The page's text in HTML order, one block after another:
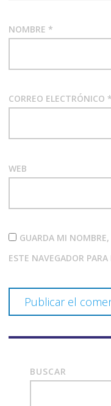
NOMBRE *
CORREO ELECTRÓNICO *
WEB
GUARDA MI
ESTE NAVEGADOR
BUSCAR